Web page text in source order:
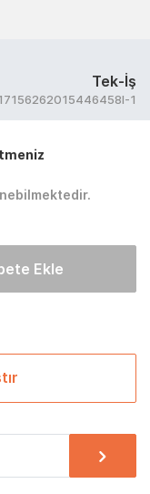
Tek-İş
1
Ekle